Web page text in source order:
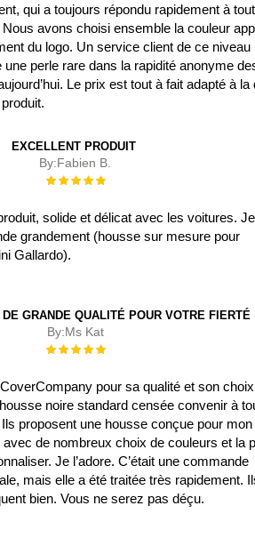
qui a toujours répondu rapidement à
avons choisi ensemble la couleur
du logo. Un service client de ce niveau
une perle rare dans la rapidité anonyme
Le prix est tout à fait adapté à la
EXCELLENT PRODUIT
By:Fabien B.
Évaluation :
solide et délicat avec les voitures. Je
grandement (housse sur mesure pour
Gallardo).
GRANDE QUALITÉ POUR VOTRE FIERTÉ
By:Ms Kat
Évaluation :
CoverCompany pour sa qualité et son
noire standard censée convenir à
proposent une housse conçue pour
avec de nombreux choix de couleurs et la
Je l’adore. C’était une commande
mais elle a été traitée très rapidement.
bien. Vous ne serez pas déçu.